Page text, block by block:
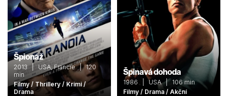
Špionáž
2013 | USA, Francie | 120
min
Filmy / Thrillery / Krimi /
Drama
Špinavá dohoda
1986 | USA | 106 min
Filmy / Drama / Akční